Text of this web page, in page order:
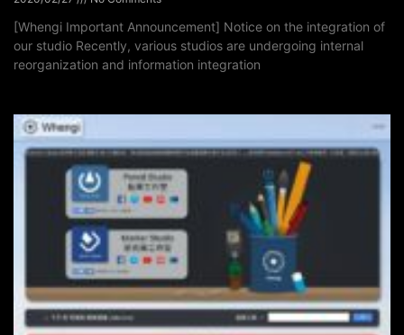
[Whengi Important Announcement] Notice on the integration of
our studio Recently, various studios are undergoing internal
reorganization and information integration